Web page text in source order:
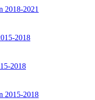
2018-2021
2018
2018
2015-2018